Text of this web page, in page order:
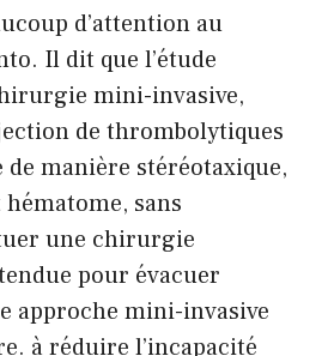
d’attention au
Il dit que l’étude
mini-invasive,
de thrombolytiques
de manière stéréotaxique,
sans
une chirurgie
pour évacuer
approche mini-invasive
à réduire l’incapacité